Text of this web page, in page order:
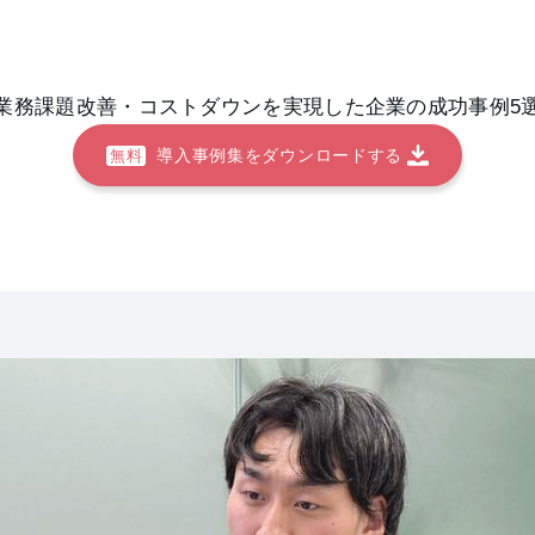
務課題改善・コストダウンを実現した企業の成功事例5
無料 導入事例集をダウンロードする